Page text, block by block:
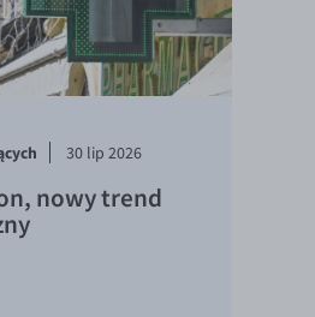
30 lip 2026
nowy trend